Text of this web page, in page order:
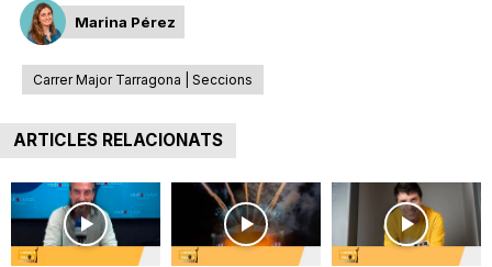
r
a
Marina Pérez
Carrer Major Tarragona | Seccions
ARTICLES RELACIONATS